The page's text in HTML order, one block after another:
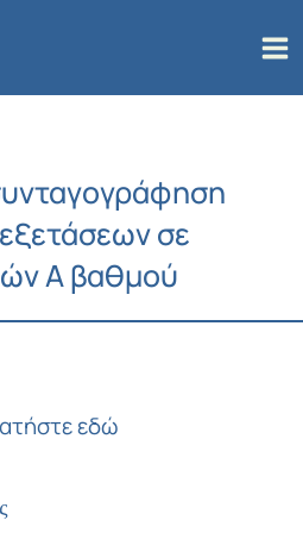
σε
Α βαθμού
εδώ